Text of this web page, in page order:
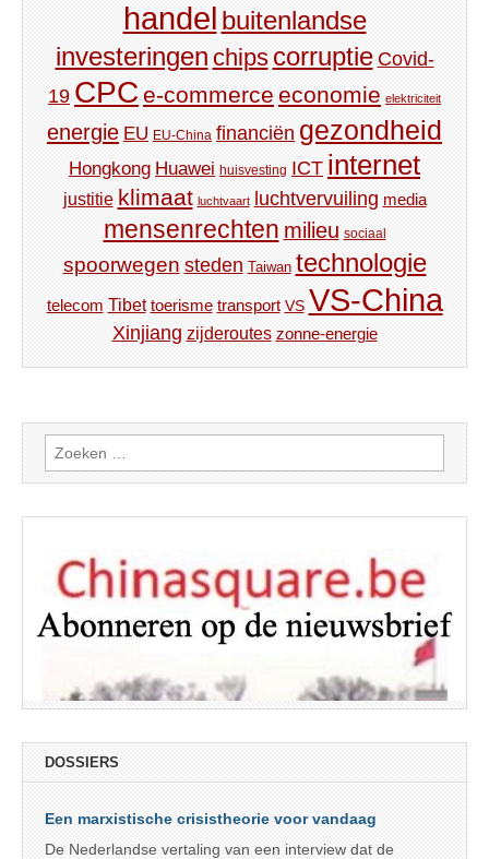
handel buitenlandse
investeringen chips corruptie Covid-
19 CPC e-commerce economie elektriciteit
energie EU EU-China financiën gezondheid
Hongkong Huawei huisvesting ICT internet
justitie klimaat luchtvaart luchtvervuiling media
mensenrechten milieu sociaal
spoorwegen steden Taiwan technologie
telecom Tibet toerisme transport VS VS-China
Xinjiang zijderoutes zonne-energie
Zoeken
naar:
DOSSIERS
Een marxistische crisistheorie voor vandaag
De Nederlandse vertaling van een interview dat de